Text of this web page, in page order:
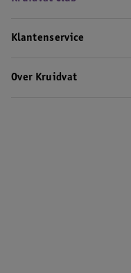
Klantenservice
Over Kruidvat